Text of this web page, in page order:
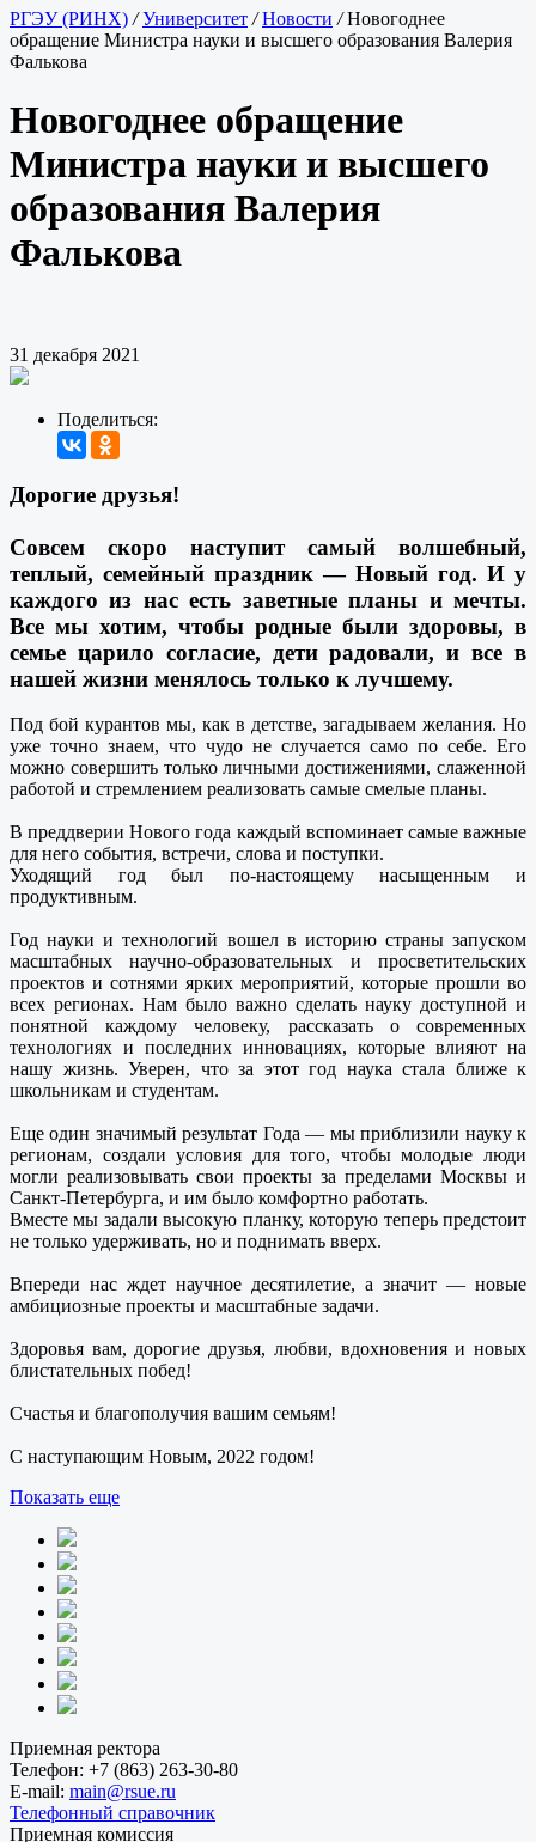
РГЭУ (РИНХ) /Университет /Новости /Новогоднее
обращение Министра науки и высшего образования Валерия
Фалькова
Новогоднее обращение
Министра науки и высшего
образования Валерия
Фалькова
31 декабря 2021
Поделиться:
Дорогие друзья!
Совсем скоро наступит самый волшебный,
теплый, семейный праздник — Новый год. И у
каждого из нас есть заветные планы и мечты.
Все мы хотим, чтобы родные были здоровы, в
семье царило согласие, дети радовали, и все в
нашей жизни менялось только к лучшему.
Под бой курантов мы, как в детстве, загадываем желания. Но
уже точно знаем, что чудо не случается само по себе. Его
можно совершить только личными достижениями, слаженной
работой и стремлением реализовать самые смелые планы.
В преддверии Нового года каждый вспоминает самые важные
для него события, встречи, слова и поступки.
Уходящий год был по-настоящему насыщенным и
продуктивным.
Год науки и технологий вошел в историю страны запуском
масштабных научно-образовательных и просветительских
проектов и сотнями ярких мероприятий, которые прошли во
всех регионах. Нам было важно сделать науку доступной и
понятной каждому человеку, рассказать о современных
технологиях и последних инновациях, которые влияют на
нашу жизнь. Уверен, что за этот год наука стала ближе к
школьникам и студентам.
Еще один значимый результат Года — мы приблизили науку к
регионам, создали условия для того, чтобы молодые люди
могли реализовывать свои проекты за пределами Москвы и
Санкт-Петербурга, и им было комфортно работать.
Вместе мы задали высокую планку, которую теперь предстоит
не только удерживать, но и поднимать вверх.
Впереди нас ждет научное десятилетие, а значит — новые
амбициозные проекты и масштабные задачи.
Здоровья вам, дорогие друзья, любви, вдохновения и новых
блистательных побед!
Счастья и благополучия вашим семьям!
С наступающим Новым, 2022 годом!
Показать еще
Приемная ректора
Телефон: +7 (863) 263-30-80
E-mail: main@rsue.ru
Телефонный справочник
Приемная комиссия